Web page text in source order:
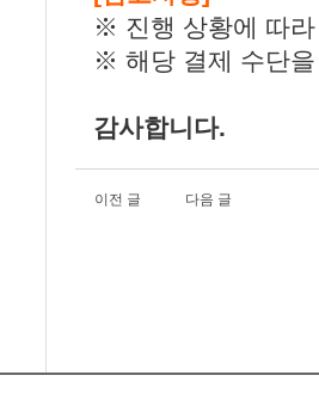
※ 진행 상황에 따
※ 해당 결제 수단
감사합니다.
이전 글 다음 글